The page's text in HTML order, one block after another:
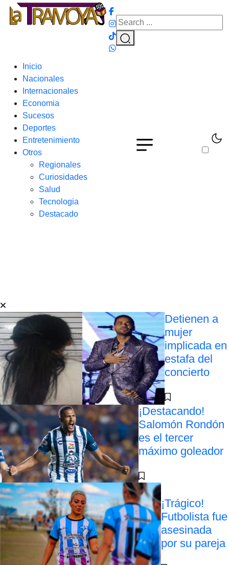
Inicio
Nacionales
Internacionales
Economia
Sucesos
Deportes
Entretenimiento
Otros
Regionales
Curiosidades
Salud
Tecnologia
Destacado
Detienen a
mujer
implicada en
estafa del
concierto
¡Destacando!
Salomón Rondón
es el tercer
máximo goleador
¡Trágico!
Futbolista fue
asesinada
por su pareja